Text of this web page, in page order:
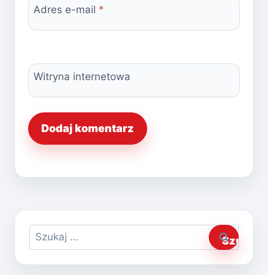
Adres e-mail *
Witryna internetowa
Szukaj: